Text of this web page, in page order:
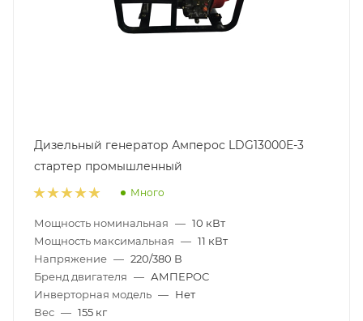
Дизельный генератор Амперос LDG13000E-3
стартер промышленный
Много
Мощность номинальная — 10 кВт
Мощность максимальная — 11 кВт
Напряжение — 220/380 В
Бренд двигателя — АМПЕРОС
Инверторная модель — Нет
Вес — 155 кг